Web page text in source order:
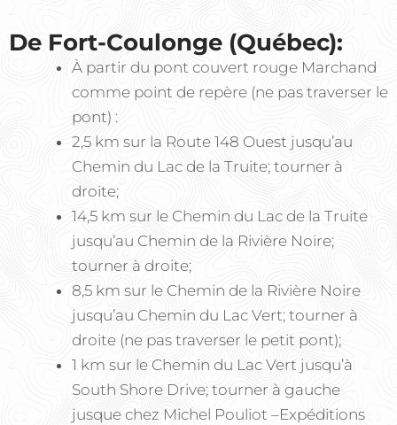
De Fort-Coulonge (Québec):
À partir du pont couvert rouge Marchand
comme point de repère (ne pas traverser le
pont) :
2,5 km sur la Route 148 Ouest jusqu’au
Chemin du Lac de la Truite; tourner à
droite;
14,5 km sur le Chemin du Lac de la Truite
jusqu’au Chemin de la Rivière Noire;
tourner à droite;
8,5 km sur le Chemin de la Rivière Noire
jusqu’au Chemin du Lac Vert; tourner à
droite (ne pas traverser le petit pont);
1 km sur le Chemin du Lac Vert jusqu’à
South Shore Drive; tourner à gauche
jusque chez Michel Pouliot –Expéditions